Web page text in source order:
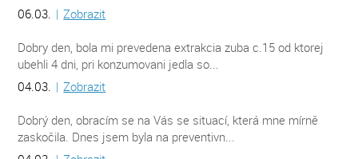
06.03. | Zobrazit
Dobry den, bola mi prevedena extrakcia zuba c.15 od ktorej
ubehli 4 dni, pri konzumovani jedla so...
04.03. | Zobrazit
Dobrý den, obracím se na Vás se situací, která mne mírně
zaskočila. Dnes jsem byla na preventivn...